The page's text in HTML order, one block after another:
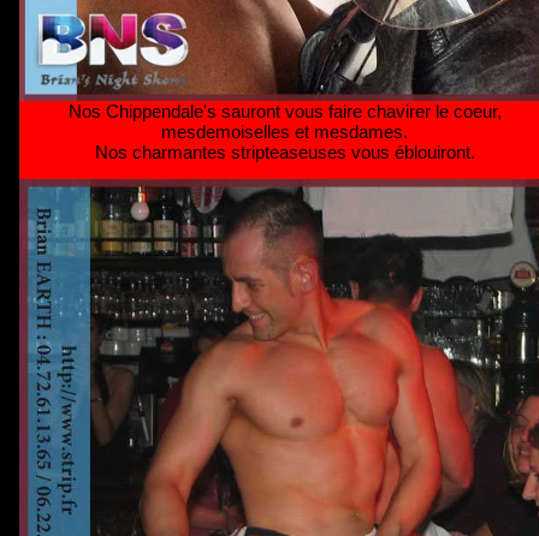
Nos Chippendale's sauront vous faire chavirer le coeur,
mesdemoiselles et mesdames.
Nos charmantes stripteaseuses vous éblouiront.